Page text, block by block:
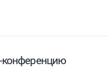
конференцию